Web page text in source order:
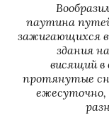
паутина
зажигающихся
здания
висящий в
протянутые